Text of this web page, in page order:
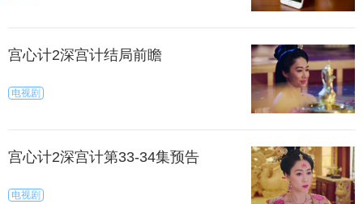
宫心计2深宫计结局前瞻
电视剧
宫心计2深宫计第33-34集预告
电视剧